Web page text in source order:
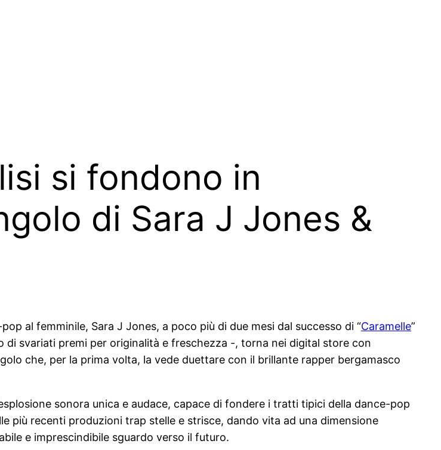
si fondono in
di Sara J Jones &
al femminile, Sara J Jones, a poco più di due mesi dal successo di “Caramelle”
di svariati premi per originalità e freschezza -, torna nei digital store con
che, per la prima volta, la vede duettare con il brillante rapper bergamasco
sonora unica e audace, capace di fondere i tratti tipici della dance-pop
più recenti produzioni trap stelle e strisce, dando vita ad una dimensione
e imprescindibile sguardo verso il futuro.